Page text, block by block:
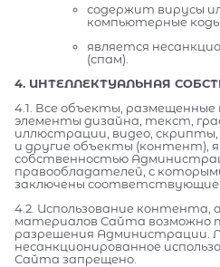
содержит вирусы
компьютерные
является
(спам).
4. ИНТЕЛЛЕКТУАЛЬНАЯ
4.1. Все объекты,
элементы дизайна, текст,
иллюстрации, видео, скрипты,
и другие объекты (контент),
собственностью
правообладателей, с
заключены соответствующие
4.2. Использование контента,
материалов Сайта возможно
разрешения Администрации.
несанкционированное
Сайта запрещено.